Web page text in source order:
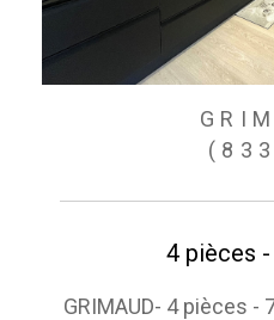
4 pièces -
GRIMAUD- 4 pièces -